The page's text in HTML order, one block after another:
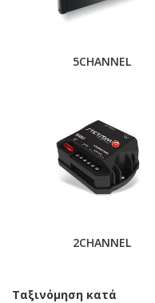
5CHANNEL
2CHANNEL
Ταξινόμηση κατά